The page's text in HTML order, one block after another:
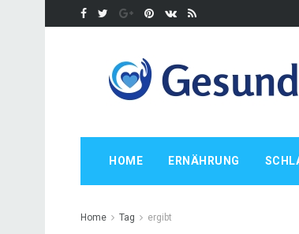
HOME ERNÄHRUNG
Home Tag ergibt